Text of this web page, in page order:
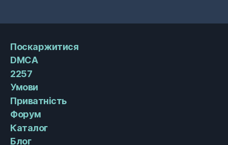
Поскаржитися
DMCA
2257
Умови
Приватність
Форум
Каталог
Блог